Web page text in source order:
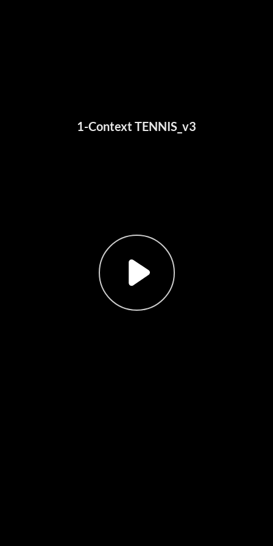
1-Context TENNIS_v3